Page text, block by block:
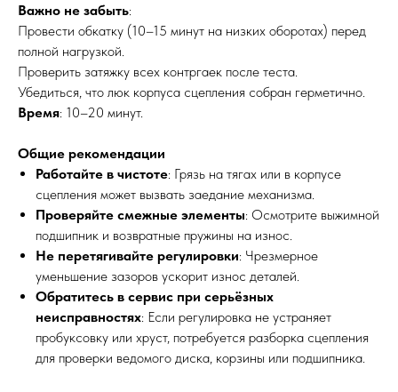
Важно не забыть:
Провести обкатку (10–15 минут на низких оборотах) перед
полной нагрузкой.
Проверить затяжку всех контргаек после теста.
Убедиться, что люк корпуса сцепления собран герметично.
Время: 10–20 минут.
Общие рекомендации
Работайте в чистоте: Грязь на тягах или в корпусе
сцепления может вызвать заедание механизма.
Проверяйте смежные элементы: Осмотрите выжимной
подшипник и возвратные пружины на износ.
Не перетягивайте регулировки: Чрезмерное
уменьшение зазоров ускорит износ деталей.
Обратитесь в сервис при серьёзных
неисправностях: Если регулировка не устраняет
пробуксовку или хруст, потребуется разборка сцепления
для проверки ведомого диска, корзины или подшипника.